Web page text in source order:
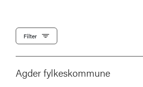
Filter
Agder fylkeskommune